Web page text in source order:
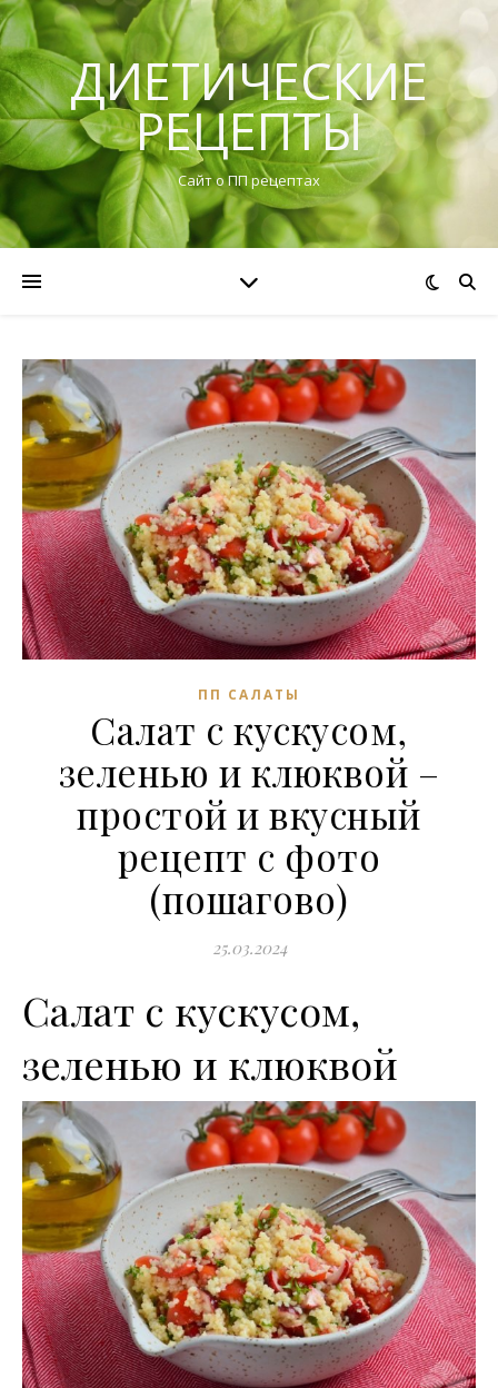
ДИЕТИЧЕСКИЕ
РЕЦЕПТЫ
Сайт о ПП рецептах
ПП САЛАТЫ
Салат с кускусом,
зеленью и клюквой –
простой и вкусный
рецепт с фото
(пошагово)
25.03.2024
Салат с кускусом,
зеленью и клюквой